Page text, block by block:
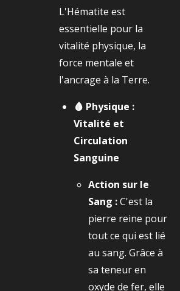
L'Hématite est
essentielle pour la
vitalité physique, la
force mentale et
l'ancrage à la Terre.
🩸 Physique :
Vitalité et
Circulation
Sanguine
Action sur le
Sang :C'est la
pierre reine pour
tout ce qui est lié
au sang. Grâce à
sa teneur en
oxyde de fer, elle